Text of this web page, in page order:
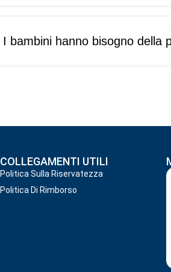
I bambini hanno bisogno della
COLLEGAMENTI UTILI
Politica Sulla Riservatezza
Politica Di Rimborso